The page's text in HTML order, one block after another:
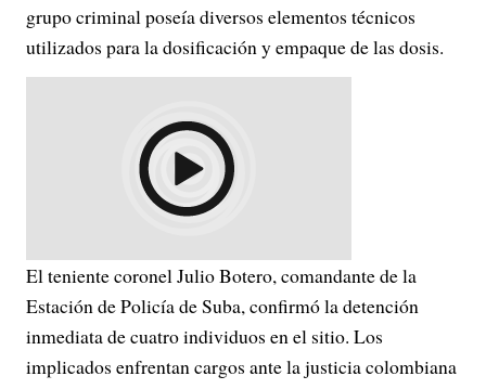
grupo criminal poseía diversos elementos técnicos
utilizados para la dosificación y empaque de las dosis.
El teniente coronel Julio Botero, comandante de la
Estación de Policía de Suba, confirmó la detención
inmediata de cuatro individuos en el sitio. Los
implicados enfrentan cargos ante la justicia colombiana